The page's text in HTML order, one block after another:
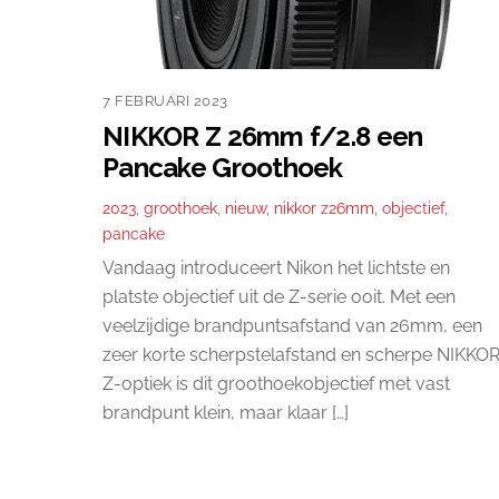
7 FEBRUARI 2023
NIKKOR Z 26mm f/2.8 een
Pancake Groothoek
2023 groothoek nieuw, nikkor z26mm objectief,
pancake
Vandaag introduceert Nikon het lichtste en
platste objectief uit de Z-serie ooit. Met een
veelzijdige brandpuntsafstand van 26mm, een
zeer korte scherpstelafstand en scherpe NIKKOR
Z-optiek is dit groothoekobjectief met vast
brandpunt klein, maar klaar […]